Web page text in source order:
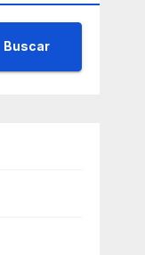
Buscar